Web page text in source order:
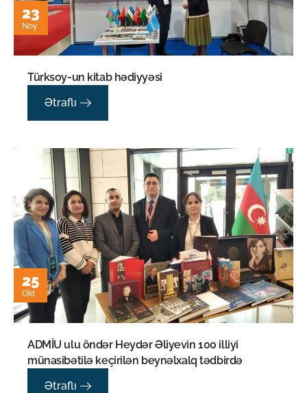
23
Noy
Türksoy-un kitab hədiyyəsi
Ətraflı
25
Okt
ADMİU ulu öndər Heydər Əliyevin 100 illiyi
münasibətilə keçirilən beynəlxalq tədbirdə
Ətraflı